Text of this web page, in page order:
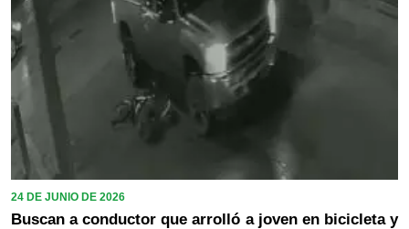
24 DE JUNIO DE 2026
Buscan a conductor que arrolló a joven en bicicleta y